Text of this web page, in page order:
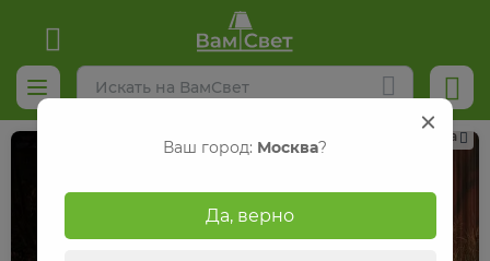
Реклама
Ваш город: Москва?
Да, верно